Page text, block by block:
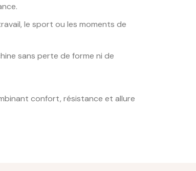
le sport ou les moments de
sans perte de forme ni de
confort, résistance et allure